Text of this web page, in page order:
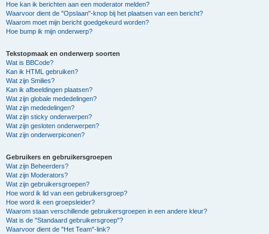
Hoe kan ik berichten aan een moderator melden?
Waarvoor dient de "Opslaan"-knop bij het plaatsen van een bericht?
Waarom moet mijn bericht goedgekeurd worden?
Hoe bump ik mijn onderwerp?
Tekstopmaak en onderwerp soorten
Wat is BBCode?
Kan ik HTML gebruiken?
Wat zijn Smilies?
Kan ik afbeeldingen plaatsen?
Wat zijn globale mededelingen?
Wat zijn mededelingen?
Wat zijn sticky onderwerpen?
Wat zijn gesloten onderwerpen?
Wat zijn onderwerpiconen?
Gebruikers en gebruikersgroepen
Wat zijn Beheerders?
Wat zijn Moderators?
Wat zijn gebruikersgroepen?
Hoe word ik lid van een gebruikersgroep?
Hoe word ik een groepsleider?
Waarom staan verschillende gebruikersgroepen in een andere kleur?
Wat is de "Standaard gebruikersgroep"?
Waarvoor dient de "Het Team"-link?